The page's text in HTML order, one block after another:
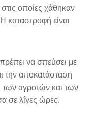
οποίες χάθηκαν
καταστροφή είναι
να σπεύσει με
την αποκατάσταση
αγροτών και των
σε λίγες ώρες.